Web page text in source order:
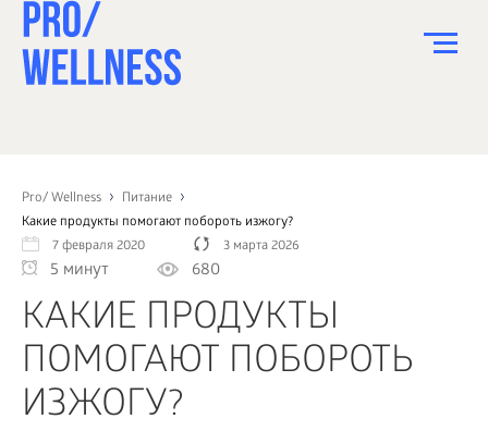
Pro/ Wellness
Питание
Какие продукты помогают побороть изжогу?
7 февраля 2020
3 марта 2026
5 минут 680
КАКИЕ ПРОДУКТЫ
ПОМОГАЮТ ПОБОРОТЬ
ИЗЖОГУ?
СПОРТ
ЗДОРОВЬЕ
КРАСОТА
ПСИХОЛОГИЯ
ДЕТИ
ДОМ